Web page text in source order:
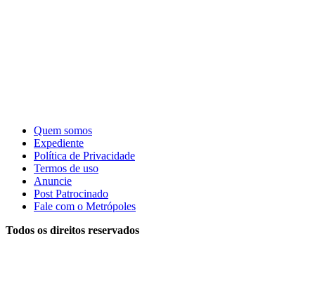
Quem somos
Expediente
Política de Privacidade
Termos de uso
Anuncie
Post Patrocinado
Fale com o Metrópoles
Todos os direitos reservados